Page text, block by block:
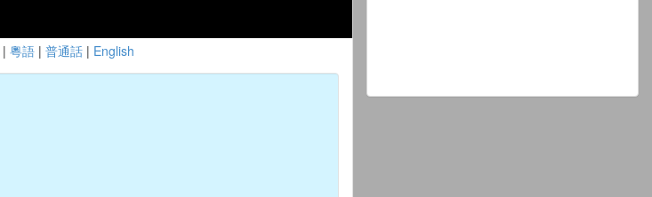
| 粵語 | 普通話 | English